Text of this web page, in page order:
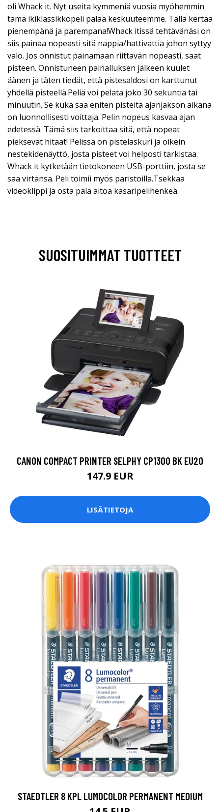
oli Whack it. Nyt useita kymmeniä vuosia myöhemmin
tämä ikiklassikkopeli palaa keskuuteemme. Tällä kertaa
pienempänä ja parempana!Whack itissä tehtävänäsi on
siis painaa nopeasti sitä nappia/hattivattia johon syttyy
valo. Jos onnistut painamaan riittävän nopeasti, saat
pisteen. Onnistuneen painalluksen jälkeen kuulet
äänen ja täten tiedät, että pistesaldosi on karttunut
yhdellä pisteellä.Peliä voi pelata joko 30 sekuntia tai
minuutin. Se kuka saa eniten pisteitä ajanjakson aikana
on luonnollisesti voittaja. Pelin nopeus kasvaa ajan
edetessä. Tämä siis tarkoittaa sitä, että nopeat
pieksevät hitaat! Pelissä on pistelaskuri ja oikein
nestekidenäyttö, josta pisteet voi helposti tarkistaa.
Whack it kytketään tietokoneen USB-porttiin, josta se
saa virtansa. Peli toimii myös paristoilla.Tsekkaa
videoklippi ja osta pala aitoa kasaripelihenkeä.
SUOSITUIMMAT TUOTTEET
CANON COMPACT PRINTER SELPHY CP1300 BK EU20
147.9 EUR
LISÄTIETOJA
STAEDTLER 8 KPL LUMOCOLOR PERMANENT MEDIUM